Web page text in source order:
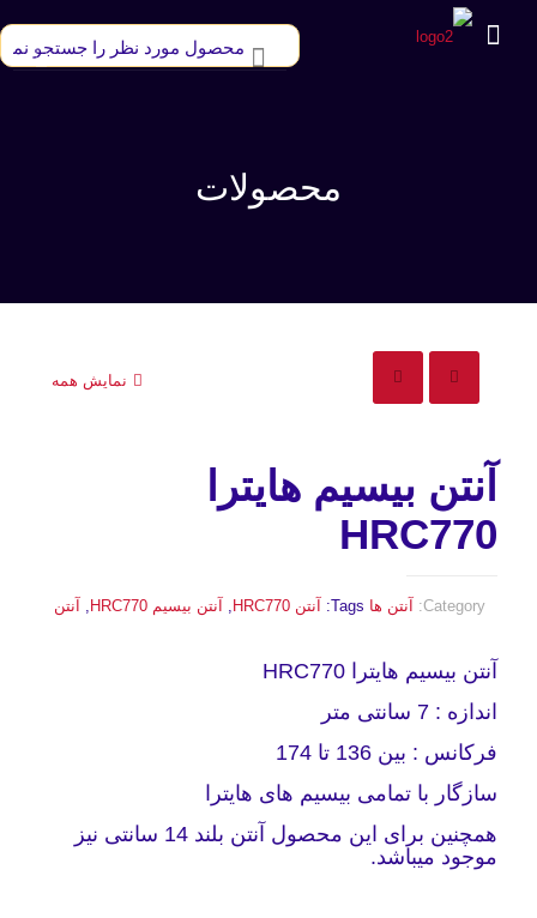
محصولات
نمایش همه
آنتن بیسیم هایترا
HRC770
آنتن بیسیم هایترا HRC770
اندازه : 7 سانتی متر
فرکانس : بین 136 تا 174
سازگار با تمامی بیسیم های هایترا
همچنین برای این محصول آنتن بلند 14 سانتی نیز
موجود میباشد.
Category: آنتن ها Tags: آنتن HRC770 , آنتن بیسیم HRC770 , آنتن